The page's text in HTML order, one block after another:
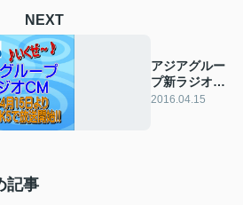
NEXT
アジアグルー
プ新ラジオ
CM放送開
2016.04.15
記事